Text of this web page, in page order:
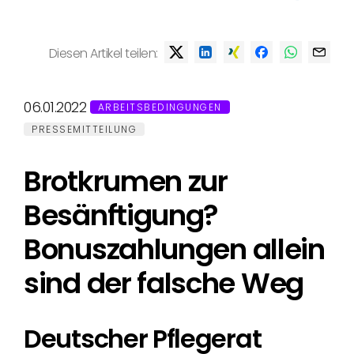
Diesen Artikel teilen:
06.01.2022
ARBEITSBEDINGUNGEN
PRESSEMITTEILUNG
Brotkrumen zur
Besänftigung?
Bonuszahlungen allein
sind der falsche Weg
Deutscher Pflegerat